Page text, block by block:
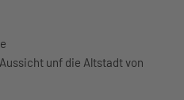
unf die Altstadt von